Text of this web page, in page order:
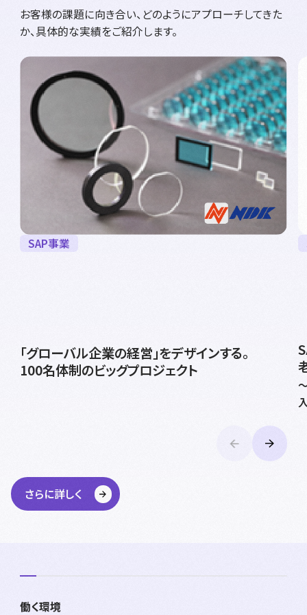
お客様の課題に向き合い、どのようにアプローチしてきた
か、具体的な実績をご紹介します。
SAP事業
「グローバル企業の経営」をデザインする。
100名体制のビッグプロジェクト
さらに詳しく
働く環境